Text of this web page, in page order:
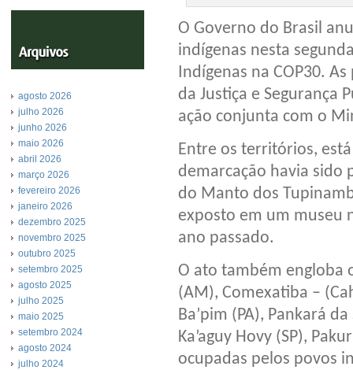
agosto 2026
julho 2026
junho 2026
maio 2026
abril 2026
março 2026
fevereiro 2026
janeiro 2026
dezembro 2025
novembro 2025
outubro 2025
setembro 2025
agosto 2025
julho 2025
maio 2025
setembro 2024
agosto 2024
julho 2024
O Governo do Brasil
indígenas nesta
Indígenas na COP30.
da Justiça e Segurança
ação conjunta com o
Entre os territórios,
demarcação havia sido
do Manto dos
exposto em um museu
ano passado.
O ato também engloba
(AM), Comexatiba –
Ba’pim (PA), Pankará
Ka’aguy Hovy (SP),
ocupadas pelos povos